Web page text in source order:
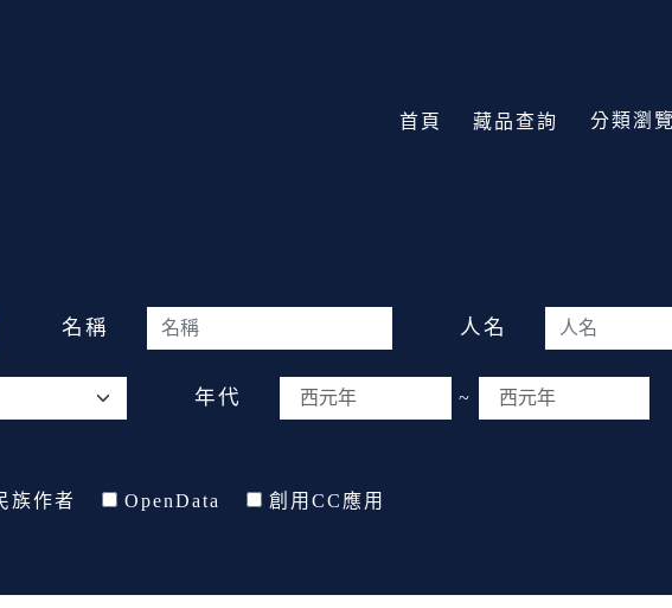
首頁 藏品查詢 分類瀏
名稱 人名
年代 ~
族作者 OpenData 創用CC應用